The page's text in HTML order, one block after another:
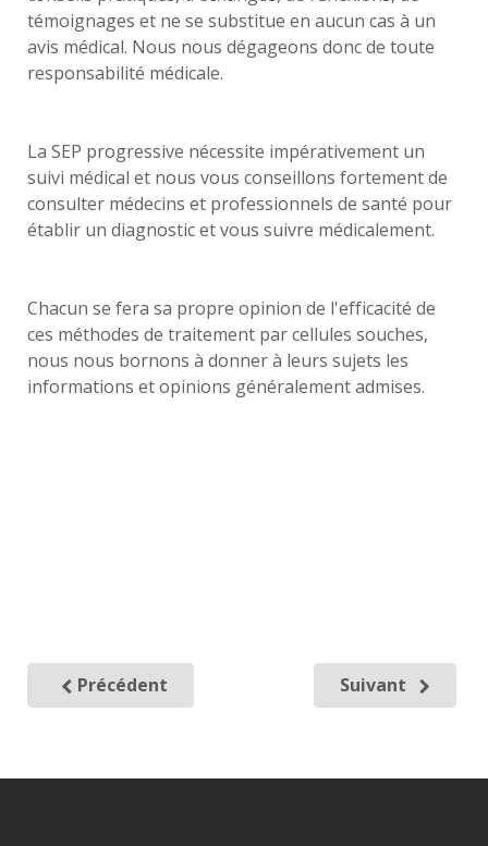
témoignages et ne se substitue en aucun cas à un
avis médical. Nous nous dégageons donc de toute
responsabilité médicale.
La SEP progressive nécessite impérativement un
suivi médical et nous vous conseillons fortement de
consulter médecins et professionnels de santé pour
établir un diagnostic et vous suivre médicalement.
Chacun se fera sa propre opinion de l'efficacité de
ces méthodes de traitement par cellules souches,
nous nous bornons à donner à leurs sujets les
informations et opinions généralement admises.
Précédent Suivant